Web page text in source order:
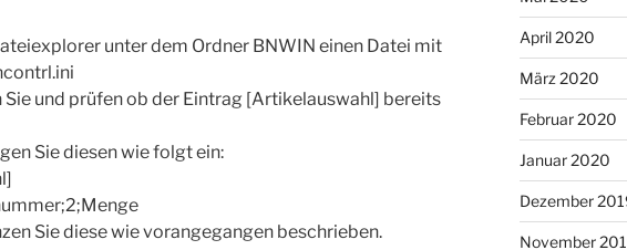
unter dem Ordner BNWIN einen Datei mit
Sie und prüfen ob der Eintrag [Artikelauswahl] bereits
Sie diesen wie folgt ein:
Sie diese wie vorangegangen beschrieben.
April 2020
März 2020
Februar 2020
Januar 2020
Dezember
November